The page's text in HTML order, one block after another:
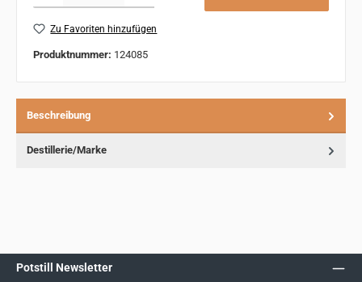
Zu Favoriten hinzufügen
Produktnummer: 124085
Beschreibung
Destillerie/Marke
Potstill Newsletter